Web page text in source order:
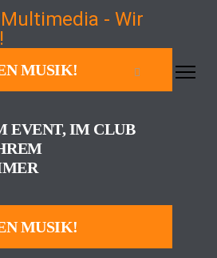
MUSIK!
EVENT, IM CLUB
MUSIK!